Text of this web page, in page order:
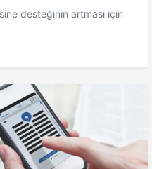
desteğinin artması için